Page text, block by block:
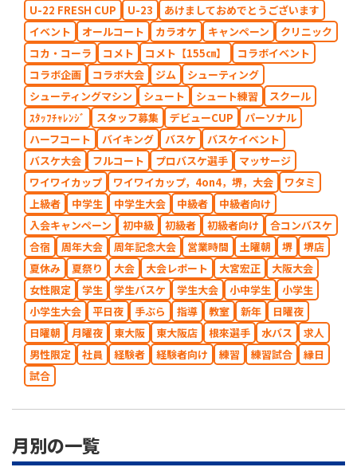
U-22 FRESH CUP
U-23
あけましておめでとうございます
イベント
オールコート カラオケ キャンペーン
クリニック
コカ・コーラ
コメト コメト【155㎝】
コラボイベント
コラボ企画
コラボ大会 ジム
シューティング
シューティングマシン
シュート シュート練習
スクール
ｽﾀｯﾌﾁｬﾚﾝｼﾞ
スタッフ募集 デビューCUP
パーソナル
ハーフコート
バイキング バスケ
バスケイベント
バスケ大会
フルコート プロバスケ選手
マッサージ
ワイワイカップ
ワイワイカップ，4on4，堺，大会
ワタミ
上級者
中学生 中学生大会 中級者
中級者向け
入会キャンペーン
初中級 初級者 初級者向け
合コンバスケ
合宿
周年大会 周年記念大会 営業時間 土曜朝 堺
堺店
夏休み
夏祭り 大会 大会レポート 大宮宏正
大阪大会
女性限定
学生 学生バスケ 学生大会 小中学生
小学生
小学生大会
平日夜 手ぶら 指導 教室 新年
日曜夜
日曜朝
月曜夜 東大阪 東大阪店 根來選手 水バス
求人
男性限定
社員 経験者 経験者向け 練習 練習試合
縁日
試合
月別の一覧